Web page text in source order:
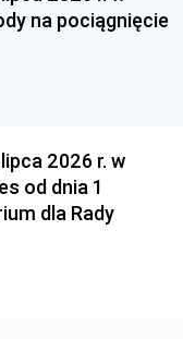
na pociągnięcie
2026 r. w
od dnia 1
dla Rady